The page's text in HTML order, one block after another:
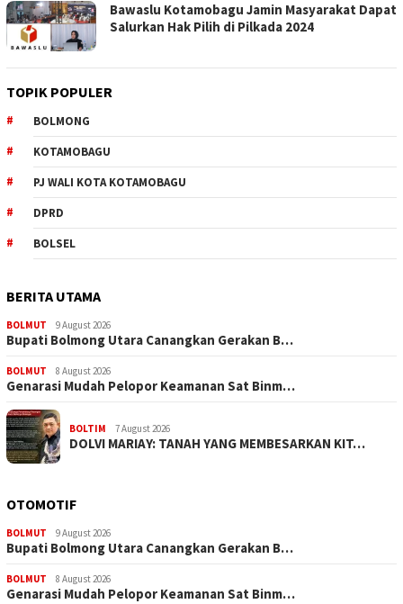
Bawaslu Kotamobagu Jamin Masyarakat Dapat
Salurkan Hak Pilih di Pilkada 2024
TOPIK POPULER
BOLMONG
KOTAMOBAGU
PJ WALI KOTA KOTAMOBAGU
DPRD
BOLSEL
BERITA UTAMA
BOLMUT 9 August 2026
Bupati Bolmong Utara Canangkan Gerakan B…
BOLMUT 8 August 2026
Genarasi Mudah Pelopor Keamanan Sat Binm…
BOLTIM 7 August 2026
DOLVI MARIAY: TANAH YANG MEMBESARKAN KIT…
OTOMOTIF
BOLMUT 9 August 2026
Bupati Bolmong Utara Canangkan Gerakan B…
BOLMUT 8 August 2026
Genarasi Mudah Pelopor Keamanan Sat Binm…